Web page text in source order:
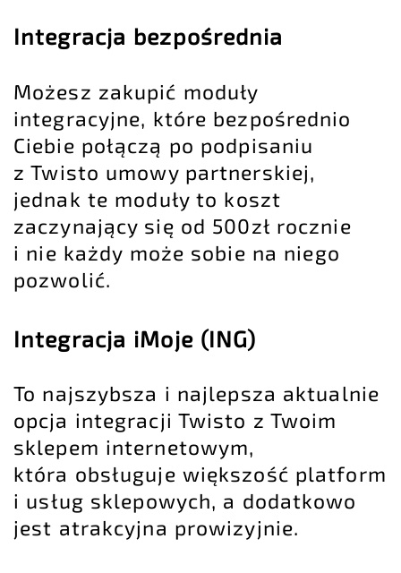
Integracja bezpośrednia
Możesz zakupić moduły
integracyjne, które bezpośrednio
Ciebie połączą po podpisaniu
z Twisto umowy partnerskiej,
jednak te moduły to koszt
zaczynający się od 500zł rocznie
i nie każdy może sobie na niego
pozwolić.
Integracja iMoje (ING)
To najszybsza i najlepsza aktualnie
opcja integracji Twisto z Twoim
sklepem internetowym,
która obsługuje większość platform
i usług sklepowych, a dodatkowo
jest atrakcyjna prowizyjnie.